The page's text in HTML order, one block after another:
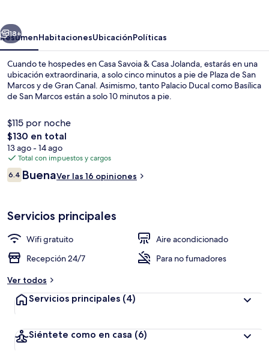
Jolanda
Siguiente
18+
ResumenHabitacionesUbicaciónPolíticas
Cuando te hospedes en Casa Savoia & Casa Jolanda, estarás en una
ubicación extraordinaria, a solo cinco minutos a pie de Plaza de San
Marcos y de Gran Canal. Asimismo, tanto Palacio Ducal como Basílica
de San Marcos están a solo 10 minutos a pie.
$115 por noche
El
precio
total
es
de
$130 en total
13 ago - 14 ago
Total con impuestos y cargos
Opiniones
6.46.4 de 10,
BuenaVer las 16 opiniones
Servicios principales
Wifi gratuito
Aire acondicionado
Recepción 24/7
Para no fumadores
Ver todos
Servicios principales (4)
Siéntete como en casa (6)